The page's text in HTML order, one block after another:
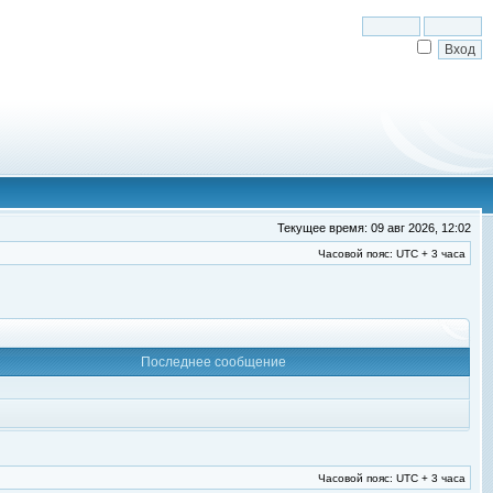
Текущее время: 09 авг 2026, 12:02
Часовой пояс: UTC + 3 часа
Последнее сообщение
Часовой пояс: UTC + 3 часа